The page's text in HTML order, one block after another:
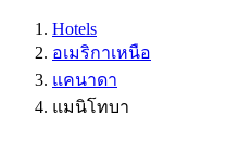
Hotels
อเมริกาเหนือ
แคนาดา
แมนิโทบา